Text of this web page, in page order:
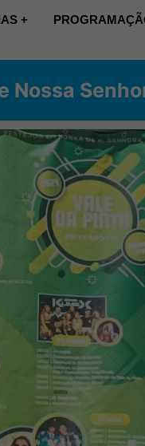
+
Nossa